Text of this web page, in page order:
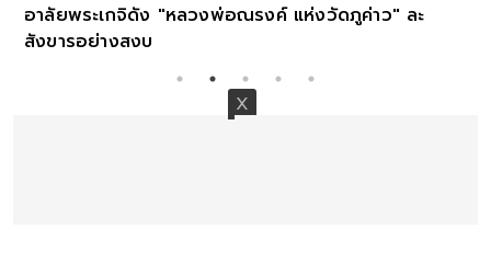
อาลัยพระเกจิดัง "หลวงพ่อณรงค์ แห่งวัดภูค่าว" ละ
สังขารอย่างสงบ